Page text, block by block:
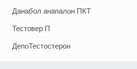
Данабол анапалон ПКТ
Тестовер П
ДепоТестостерон